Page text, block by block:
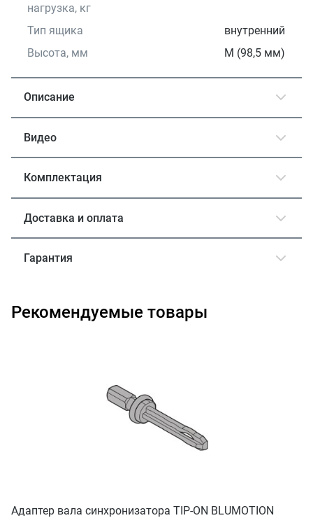
нагрузка, кг
Тип ящика
внутренний
Высота, мм
М (98,5 мм)
Описание
Видео
Комплектация
Доставка и оплата
Гарантия
Рекомендуемые товары
Адаптер вала синхронизатора TIP-ON BLUMOTION